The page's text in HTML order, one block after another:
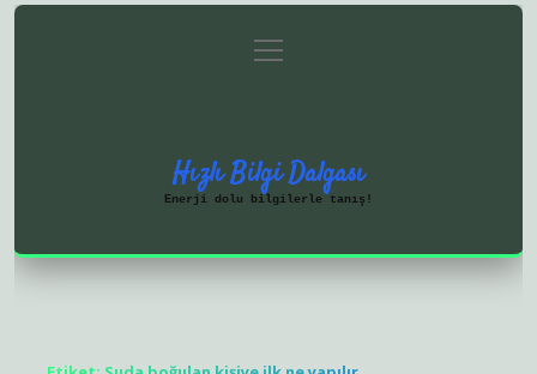
Gizlilik Politikası
menüyü
aç
Hızlı Bilgi Dalgası
Enerji dolu bilgilerle tanış!